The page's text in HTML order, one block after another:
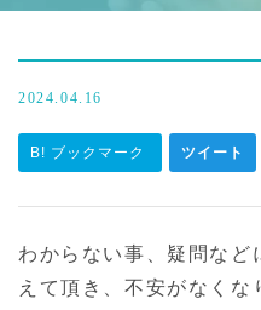
2024.04.16
B! ブックマーク ツイート
わからない事、疑問など
えて頂き、不安がなくな